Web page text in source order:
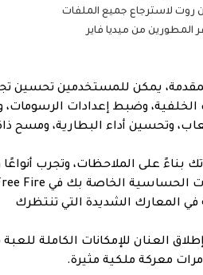
يمكن للمستخدمين تحسين
وتحسين أداء البطارية، ومسح
بناءً على الملاحظات، وتجرب
المعارك الشديدة التي تنتظرك
العنان للإمكانات الكاملة للعبة